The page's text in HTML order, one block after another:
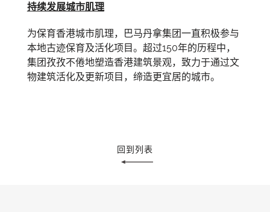
持续发展城市肌理
为保育香港城市肌理，巴马丹拿集团一直积极参与
本地古迹保育及活化项目。超过150年的历程中，
集团孜孜不倦地塑造香港建筑景观，致力于通过文
物建筑活化及更新项目，缔造更宜居的城市。
回到列表